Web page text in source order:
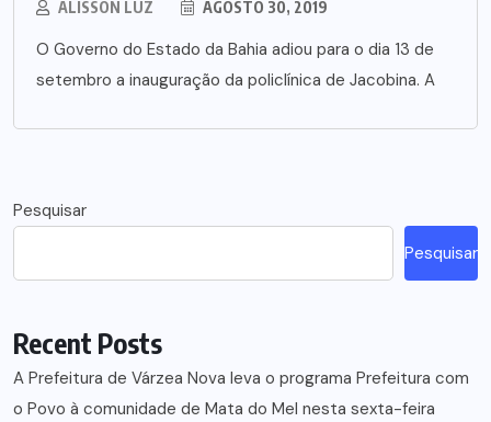
ALISSON LUZ AGOSTO 30, 2019
O Governo do Estado da Bahia adiou para o dia 13 de
setembro a inauguração da policlínica de Jacobina. A
Pesquisar
Pesquisar
Recent Posts
A Prefeitura de Várzea Nova leva o programa Prefeitura com
o Povo à comunidade de Mata do Mel nesta sexta-feira